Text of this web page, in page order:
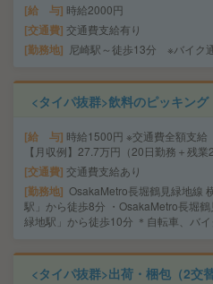
給 与 時給2000円
交通費 交通費支給有り
勤務地 尼崎駅～徒歩13分 ※バイク
<タイパ抜群>飲料のピッキン
給 与 時給1500円 ※交通費全額支給
【月収例】27.7万円（20日勤務＋残業
交通費 交通費支給あり
勤務地 OsakaMetro長堀鶴見緑地線
駅」から徒歩8分 ・OsakaMetro長堀鶴
緑地駅」から徒歩10分 ＊自転車、バ
<タイパ抜群>出荷・梱包（2交